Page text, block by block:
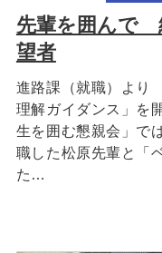
先輩を囲んで
望者
進路課（就職）より
理解ガイダンス」を
生を囲む懇親会」で
職した松原先輩と「
た…